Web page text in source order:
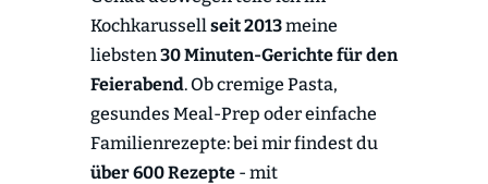
Kochkarussellseit 2013meine
liebsten30 Minuten-Gerichte für den
Feierabend. Ob cremige Pasta,
gesundes Meal-Prep oder einfache
Familienrezepte: bei mir findest du
über 600 Rezepte- mit